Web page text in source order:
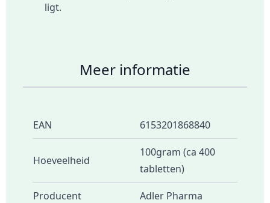
ligt.
Meer informatie
EAN 6153201868840
Hoeveelheid
100gram (ca 400
tabletten)
Producent Adler Pharma